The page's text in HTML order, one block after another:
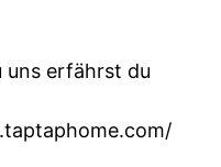
uns erfährst du